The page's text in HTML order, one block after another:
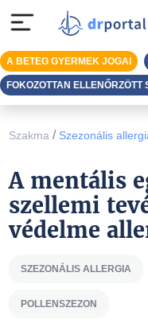
Szakma / Szezonális
A mentális
szellemi
védelme
SZEZONÁLIS ALLERGIA
POLLENSZEZON
A BETEG GYERMEK JOGAI
FOKOZOTTAN ELLENŐRZÖTT